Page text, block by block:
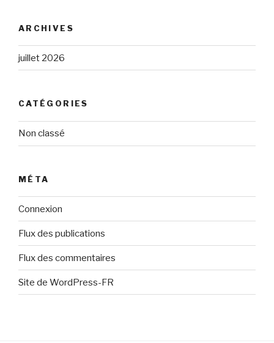
ARCHIVES
juillet 2026
CATÉGORIES
Non classé
MÉTA
Connexion
Flux des publications
Flux des commentaires
Site de WordPress-FR